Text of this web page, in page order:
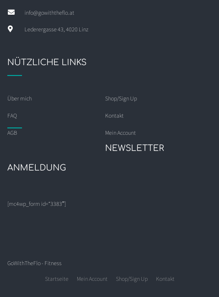
info@gowiththeflo.at
Lederergasse 43, 4020 Linz
NÜTZLICHE LINKS
Über mich Shop/Sign Up
FAQ Kontakt
AGB Mein Account
NEWSLETTER
ANMELDUNG
[mc4wp_form id=“3383″]
GoWithTheFlo - Fitness
Startseite Mein Account Shop/Sign Up Kontakt